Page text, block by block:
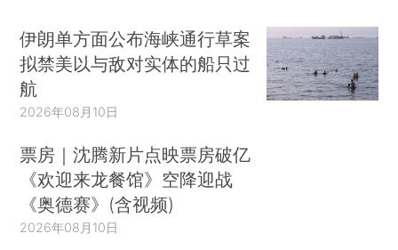
伊朗单方面公布海峡通行草案
拟禁美以与敌对实体的船只过
航
2026年08月10日
票房｜沈腾新片点映票房破亿
《欢迎来龙餐馆》空降迎战
《奥德赛》(含视频)
2026年08月10日